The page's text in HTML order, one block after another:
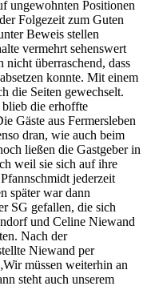
ungewohnten Positionen
Folgezeit zum Guten
Beweis stellen
vermehrt sehenswert
nicht überraschend, dass
konnte. Mit einem
die Seiten gewechselt.
die erhoffte
Gäste aus Fermersleben
dran, wie auch beim
ließen die Gastgeber in
weil sie sich auf ihre
jederzeit
später war dann
SG gefallen, die sich
und Celine Niewand
Nach der
Niewand per
müssen weiterhin an
steht auch unserem